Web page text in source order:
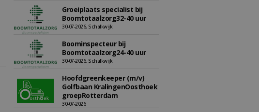
Groeiplaats specialist bij
Boomtotaalzorg32-40 uur
30-07-2026, Schalkwijk
Boominspecteur bij
Boomtotaalzorg24-40 uur
30-07-2026, Schalkwijk
Hoofdgreenkeeper (m/v)
Golfbaan KralingenOosthoek
groepRotterdam
30-07-2026